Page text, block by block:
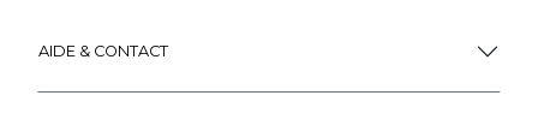
AIDE & CONTACT